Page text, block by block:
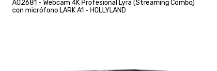
A02681 - Webcam 4K Profesional Lyra (Streaming Combo)
con micrófono LARK A1 - HOLLYLAND